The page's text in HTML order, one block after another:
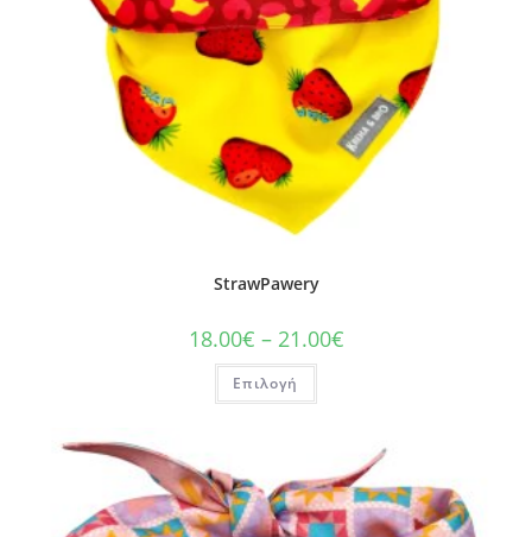
StrawPawery
18.00€ – 21.00€
Επιλογή